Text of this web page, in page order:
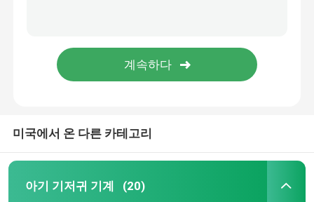
지혈 패드 기계
미국에서 온 다른 카테고리
아기 기저귀 기계 (20)